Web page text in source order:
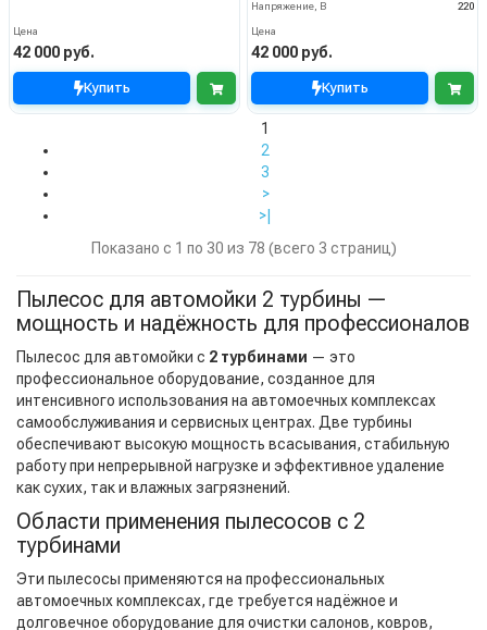
Цена
42 000 руб.
Купить
Напряжение, В
220
Цена
42 000 руб.
Купить
1
2
3
>
>|
Показано с 1 по 30 из 78 (всего 3 страниц)
Пылесос для автомойки 2 турбины —
мощность и надёжность для профессионалов
Пылесос для автомойки с 2 турбинами — это
профессиональное оборудование, созданное для
интенсивного использования на автомоечных комплексах
самообслуживания и сервисных центрах. Две турбины
обеспечивают высокую мощность всасывания, стабильную
работу при непрерывной нагрузке и эффективное удаление
как сухих, так и влажных загрязнений.
Области применения пылесосов с 2
турбинами
Эти пылесосы применяются на профессиональных
автомоечных комплексах, где требуется надёжное и
долговечное оборудование для очистки салонов, ковров,